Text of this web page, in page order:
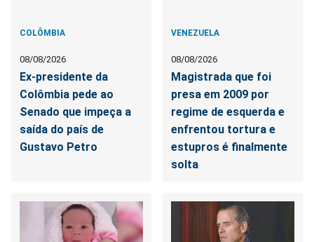
COLÔMBIA
08/08/2026
Ex-presidente da
Colômbia pede ao
Senado que impeça a
saída do país de
Gustavo Petro
VENEZUELA
08/08/2026
Magistrada que foi
presa em 2009 por
regime de esquerda e
enfrentou tortura e
estupros é finalmente
solta